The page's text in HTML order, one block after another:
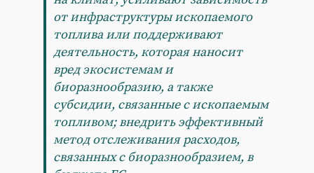
от инфраструктуры ископаемого
топлива или поддерживают
деятельность, которая наносит
вред экосистемам и
биоразнообразию, а также
субсидии, связанные с ископаемым
топливом; внедрить эффективный
метод отслеживания расходов,
связанных с биоразнообразием, в